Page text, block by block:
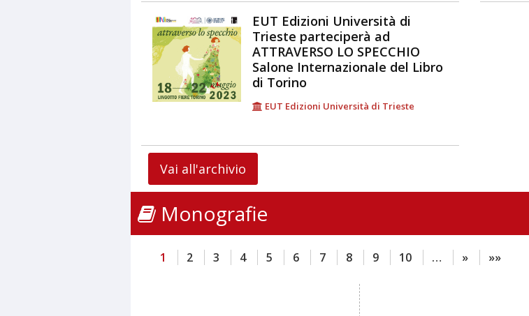
EUT Edizioni Università di
Trieste parteciperà ad
ATTRAVERSO LO SPECCHIO
Salone Internazionale del Libro
di Torino
EUT Edizioni Università di Trieste
Vai all'archivio
Monografie
1 2 3 4 5 6 7 8 9 10 … » »»